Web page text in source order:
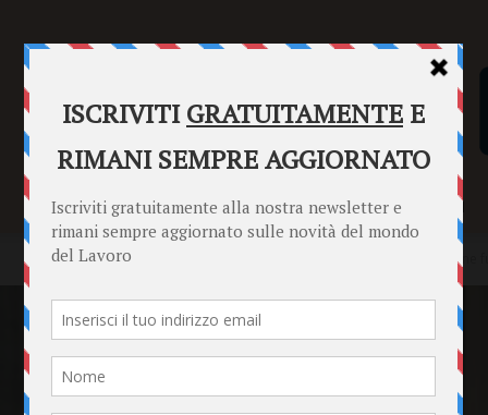
SENTENZE FORMULARI PUNTO INFORMAZIONI
Home News Esternalizzazioni, appalti interni e frammentazione